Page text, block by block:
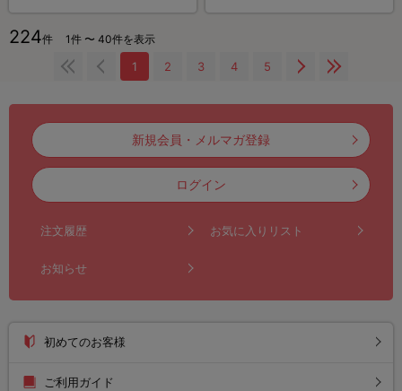
224件 1件 〜 40件を表示
1 2 3 4 5
新規会員・メルマガ登録
ログイン
注文履歴 お気に入りリスト
お知らせ
初めてのお客様
ご利用ガイド